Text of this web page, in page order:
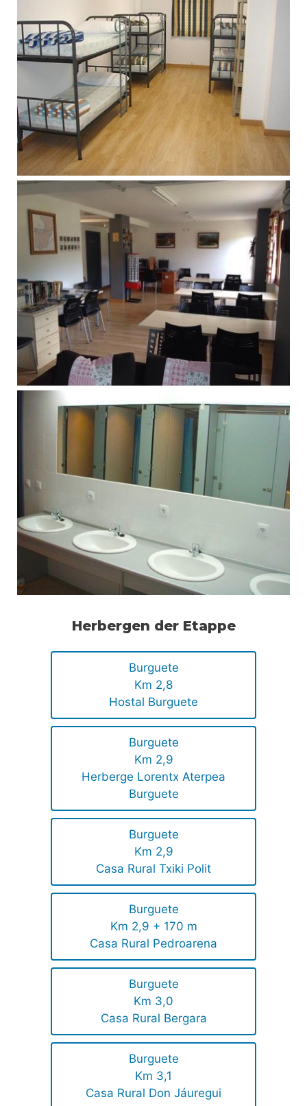
Herbergen der Etappe
Burguete
Km 2,8
Hostal Burguete
Burguete
Km 2,9
Herberge Lorentx Aterpea
Burguete
Burguete
Km 2,9
Casa Rural Txiki Polit
Burguete
Km 2,9 + 170 m
Casa Rural Pedroarena
Burguete
Km 3,0
Casa Rural Bergara
Burguete
Km 3,1
Casa Rural Don Jáuregui